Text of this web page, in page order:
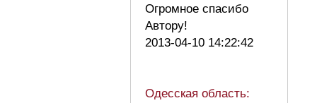
Огромное спасибо
Автору!
2013-04-10 14:22:42
Одесская область: